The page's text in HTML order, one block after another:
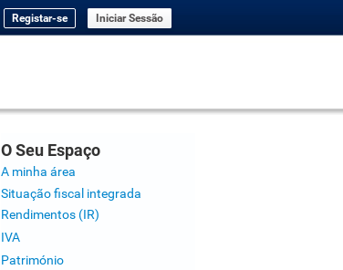
Registar-se Iniciar Sessão
O Seu Espaço
A minha área
Situação fiscal integrada
Rendimentos (IR)
IVA
Património